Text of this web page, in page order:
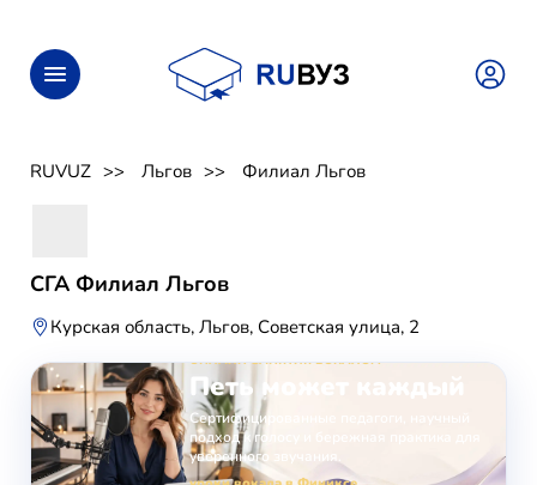
RUVUZ Льгов Филиал Льгов
СГА Филиал Льгов
Курская область, Льгов, Советская улица, 2
ОНЛАЙН-ЗАНЯТИЯ ВОКАЛОМ
Петь может каждый
Сертифицированные педагоги, научный
подход к голосу и бережная практика для
уверенного звучания.